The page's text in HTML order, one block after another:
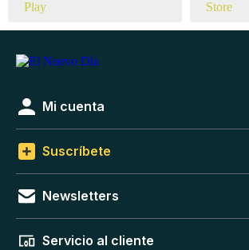
Mi cuenta
Suscríbete
Newsletters
Servicio al cliente